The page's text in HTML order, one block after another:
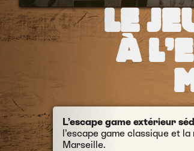
LE
À
L’escape game extérieur
l’escape game classique et
Marseille.